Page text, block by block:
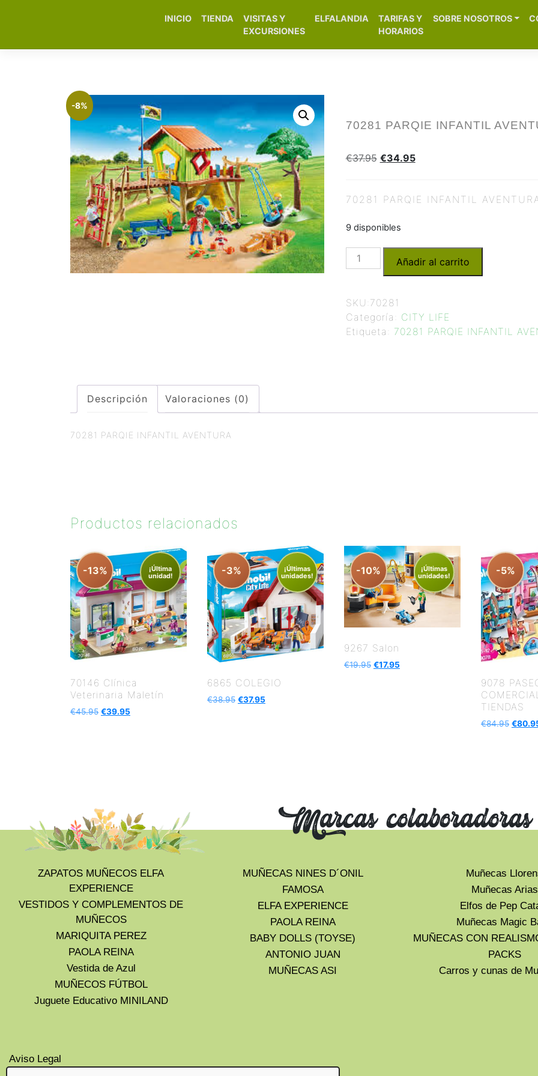
Elfa Experience – Onil – Alicante
INICIO TIENDA
VISITAS Y
EXCURSIONES
ELFALANDIA
TARIFAS Y
HORARIOS
SOBRE NOSOTROS
-8%
70281 PARQIE INFANTIL
€37.95 €34.95
70281 PARQIE INFANTIL
9 disponibles
Añadir al carrito
SKU: 70281
Categoría: CITY LIFE
Etiqueta: 70281 PARQIE INFANTIL
Descripción Valoraciones (0)
70281 PARQIE INFANTIL AVENTURA
Productos relacionados
-13%
¡Última
unidad!
70146 Clínica
Veterinaria Maletín
€45.95 €39.95
-3%
¡Últimas
unidades!
6865 COLEGIO
€38.95 €37.95
-10%
¡Últimas
unidades!
9267 Salon
€19.95 €17.95
-5%
9078
TIENDAS
€84.95 €
Marcas colaboradoras
ZAPATOS MUÑECOS ELFA
EXPERIENCE
VESTIDOS Y COMPLEMENTOS DE
MUÑECOS
MARIQUITA PEREZ
PAOLA REINA
Vestida de Azul
MUÑECOS FÚTBOL
Juguete Educativo MINILAND
Aviso Legal
MUÑECAS NINES D´ONIL
FAMOSA
ELFA EXPERIENCE
PAOLA REINA
BABY DOLLS (TOYSE)
ANTONIO JUAN
MUÑECAS ASI
Muñecas
Muñecas Arias
Elfos de Pep
Muñecas Magic
MUÑECAS CON
PACKS
Carros y cunas de